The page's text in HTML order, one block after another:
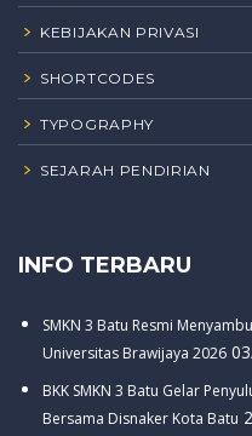
KEBIJAKAN PRIVASI
SHORTCODES
TYPOGRAPHY
SEJARAH PENDIRIAN
INFO TERBARU
SMKN 3 Batu Resmi
Universitas Brawijaya 2026
BKK SMKN 3 Batu Gelar
Bersama Disnaker Kota Batu